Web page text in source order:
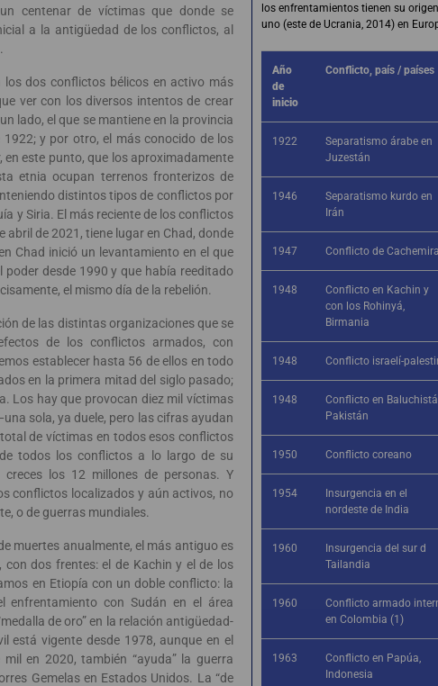
centenar de víctimas que donde se
a la antigüedad de los conflictos, al
dos conflictos bélicos en activo más
ver con los diversos intentos de crear
lado, el que se mantiene en la provincia
y por otro, el más conocido de los
en este punto, que los aproximadamente
etnia ocupan terrenos fronterizos de
distintos tipos de conflictos por
y Siria. El más reciente de los conflictos
de 2021, tiene lugar en Chad, donde
Chad inició un levantamiento en el que
poder desde 1990 y que había reeditado
el mismo día de la rebelión.
de las distintas organizaciones que se
de los conflictos armados, con
establecer hasta 56 de ellos en todo
en la primera mitad del siglo pasado;
Los hay que provocan diez mil víctimas
sola, ya duele, pero las cifras ayudan
de víctimas en todos esos conflictos
todos los conflictos a lo largo de su
los 12 millones de personas. Y
conflictos localizados y aún activos, no
o de guerras mundiales.
muertes anualmente, el más antiguo es
dos frentes: el de Kachin y el de los
en Etiopía con un doble conflicto: la
enfrentamiento con Sudán en el área
de oro” en la relación antigüedad-
está vigente desde 1978, aunque en el
en 2020, también “ayuda” la guerra
Gemelas en Estados Unidos. La “de
los enfrentamientos tienen su
uno (este de Ucrania, 2014) en
Año
de
inicio
Conflicto, país / países
1922
Separatismo árabe en
Juzestán
1946
Separatismo kurdo en
Irán
1947 Conflicto de Cachemira
1948
Conflicto en Kachin y
con los Rohinyá,
Birmania
1948 Conflicto israelí-
1948
Conflicto en
Pakistán
1950 Conflicto coreano
1954
Insurgencia en el
nordeste de India
1960
Insurgencia del sur d
Tailandia
1960
Conflicto armado
en Colombia (1)
1963
Conflicto en Papúa,
Indonesia